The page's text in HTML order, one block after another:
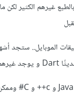
غيرهم الكثير لكن
الموبايل.. ستجد